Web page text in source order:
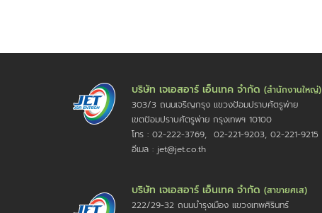
บริษัท เจเอสอาร์ เอ็นเทค จำกัด (สำนักงานใหญ่)
303/3 ถนนเจริญกรุง แขวงป้อมปราบศัตรูพ่าย
เขตป้อมปราบศัตรูพ่าย กรุงเทพฯ 10100
โทร : 02-222-3769, 02-221-9203, 02-221-9215
อีเมล : jet@jet.co.th
บริษัท เจเอสอาร์ เอ็นเทค จำกัด (สาขายศเส)
222/29-32 ถนนบำรุงเมือง แขวงเทพศิรินทร์